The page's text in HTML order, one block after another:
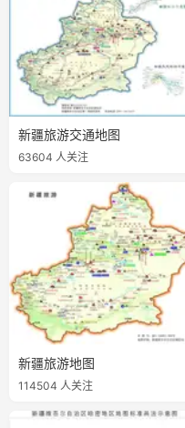
新疆旅游交通地图
63604 人关注
新疆旅游地图
114504 人关注